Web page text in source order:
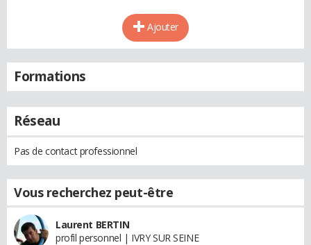
Ajouter
Formations
Réseau
Pas de contact professionnel
Vous recherchez peut-être
Laurent BERTIN
profil personnel | IVRY SUR SEINE